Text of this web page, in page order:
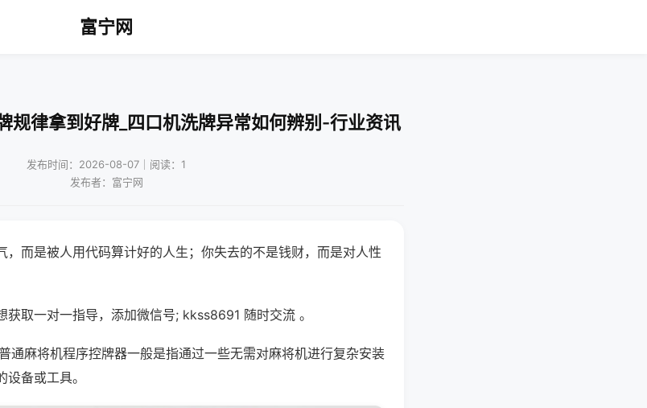
富宁网
规律拿到好牌_四口机洗牌异常如何辨别-行业资讯
发布时间：2026-08-07｜阅读：1
发布者：富宁网
，而是被人用代码算计好的人生；你失去的不是钱财，而是对人性
取一对一指导，添加微信号; kkss8691 随时交流 。
通麻将机程序控牌器一般是指通过一些无需对麻将机进行复杂安装
备或工具。